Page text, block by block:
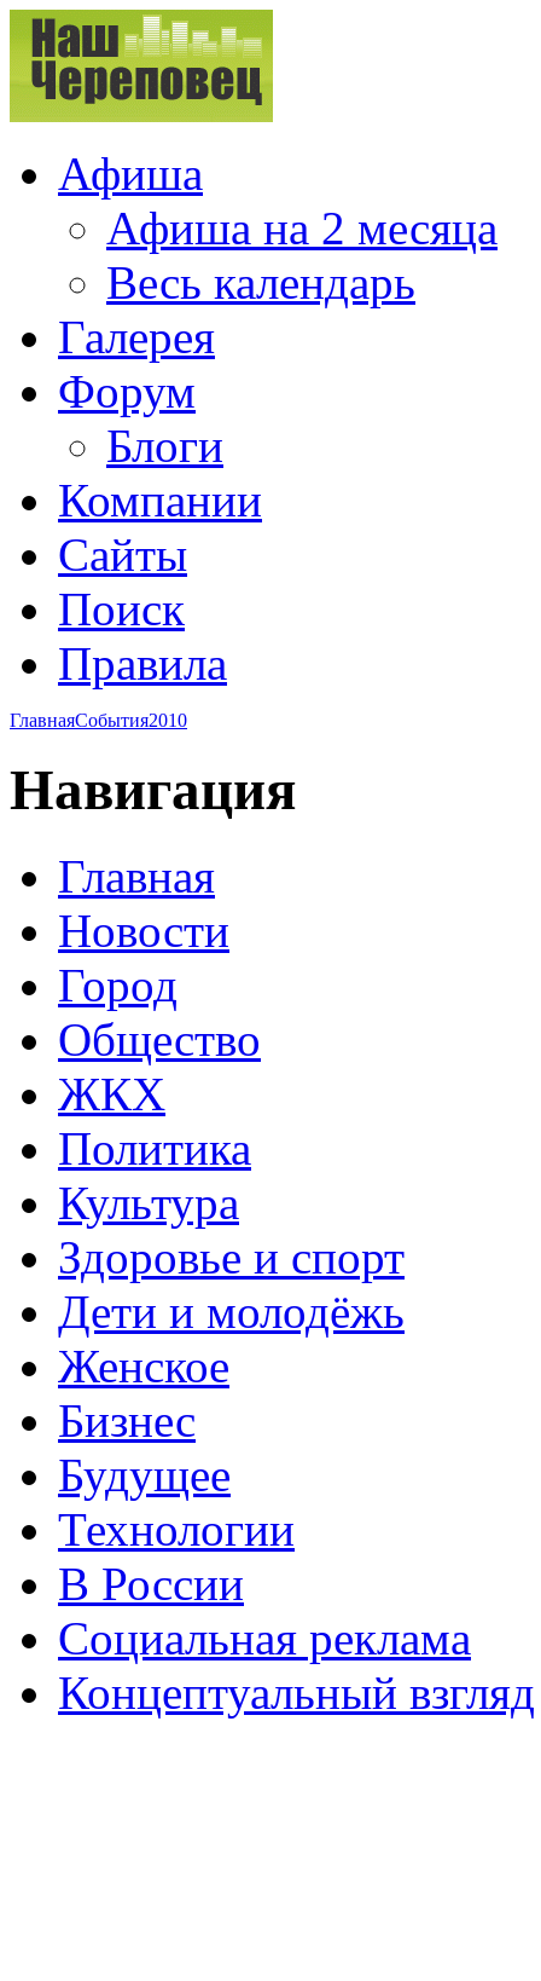
Афиша
Афиша на 2 месяца
Весь календарь
Галерея
Форум
Блоги
Компании
Сайты
Поиск
Правила
ГлавнаяСобытия2010
Навигация
Главная
Новости
Город
Общество
ЖКХ
Политика
Культура
Здоровье и спорт
Дети и молодёжь
Женское
Бизнес
Будущее
Технологии
В России
Социальная реклама
Концептуальный взгляд